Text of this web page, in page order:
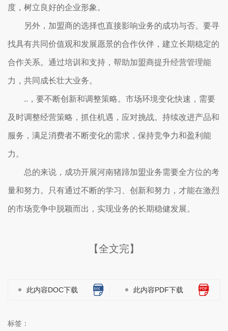
度，树立良好的企业形象。
另外，加盟商的选择也直接影响业务的成功与否。要寻
找具有共同价值观和发展愿景的合作伙伴，建立长期稳定的
合作关系。通过培训和支持，帮助加盟商提升经营管理能
力，共同成长壮大业务。
..，要不断创新和调整策略。市场环境变化快速，需要
及时调整经营策略，抓住机遇，应对挑战。持续改进产品和
服务，满足消费者不断变化的需求，保持竞争力和盈利能
力。
总的来说，成功开展河南猪蹄加盟业务需要全方位的考
量和努力。只有通过不断的学习、创新和努力，才能在激烈
的市场竞争中脱颖而出，实现业务的长期稳健发展。
【全文完】
此内容DOC下载 此内容PDF下载
标签：